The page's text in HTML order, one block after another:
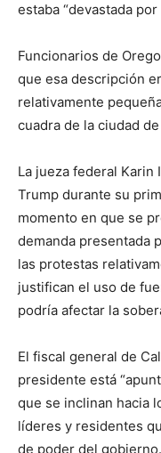
estaba “devastada por
Funcionarios de
que esa descripción
relativamente
cuadra de la ciudad
La jueza federal
Trump durante su
momento en que se
demanda presentada
las protestas
justifican el uso de
podría afectar la
El fiscal general de
presidente está
que se inclinan hacia
líderes y residentes
de poder del gobierno.